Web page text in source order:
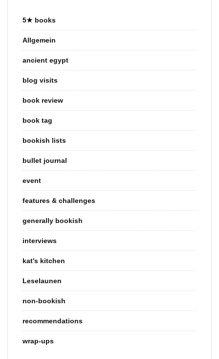
5★ books
Allgemein
ancient egypt
blog visits
book review
book tag
bookish lists
bullet journal
event
features & challenges
generally bookish
interviews
kat's kitchen
Leselaunen
non-bookish
recommendations
wrap-ups